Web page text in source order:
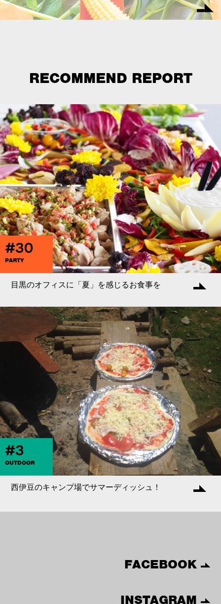
RECOMMEND REPORT
#30
PARTY
目黒のオフィスに「夏」を感じるお食事を
#3
OUTDOOR
西伊豆のキャンプ場でサマーディッシュ！
FACEBOOK
INSTAGRAM